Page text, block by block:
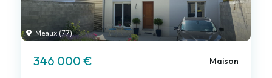
Meaux (77)
346 000 € Maison